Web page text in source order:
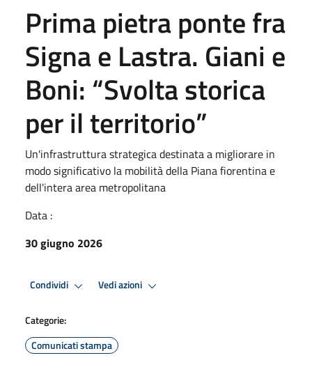
Prima pietra ponte fra
Signa e Lastra. Giani e
Boni: “Svolta storica
per il territorio”
Un'infrastruttura strategica destinata a migliorare in
modo significativo la mobilità della Piana fiorentina e
dell'intera area metropolitana
Data :
30 giugno 2026
Condividi Vedi azioni
Categorie:
Comunicati stampa